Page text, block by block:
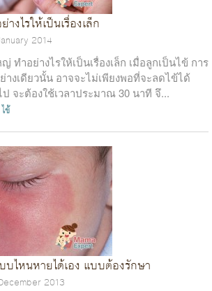
งไรให้เป็นเรื่องเล็ก
2014
ทำอย่างไรให้เป็นเรื่องเล็ก เมื่อลูกเป็นไข้ การ
างเดียวนั้น อาจจะไม่เพียงพอที่จะลดไข้ได้
ป จะต้องใช้เวลาประมาณ 30 นาที จึ...
ไข้
บไหนหายได้เอง แบบต้องรักษา
2013